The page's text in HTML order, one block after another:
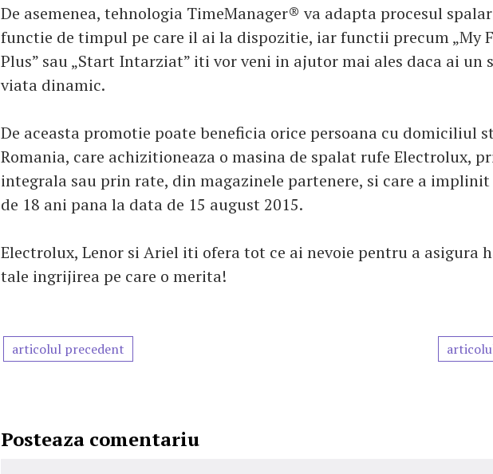
De asemenea, tehnologia TimeManager® va adapta procesul
functie de timpul pe care il ai la dispozitie, iar functii precum „My
Plus” sau „Start Intarziat” iti vor veni in ajutor mai ales daca ai un
viata dinamic.
De aceasta promotie poate beneficia orice persoana cu domiciliul
Romania, care achizitioneaza o masina de spalat rufe Electrolux,
integrala sau prin rate, din magazinele partenere, si care a
de 18 ani pana la data de 15 august 2015.
Electrolux, Lenor si Ariel iti ofera tot ce ai nevoie pentru a asigura
tale ingrijirea pe care o merita!
articolul precedent
Posteaza comentariu